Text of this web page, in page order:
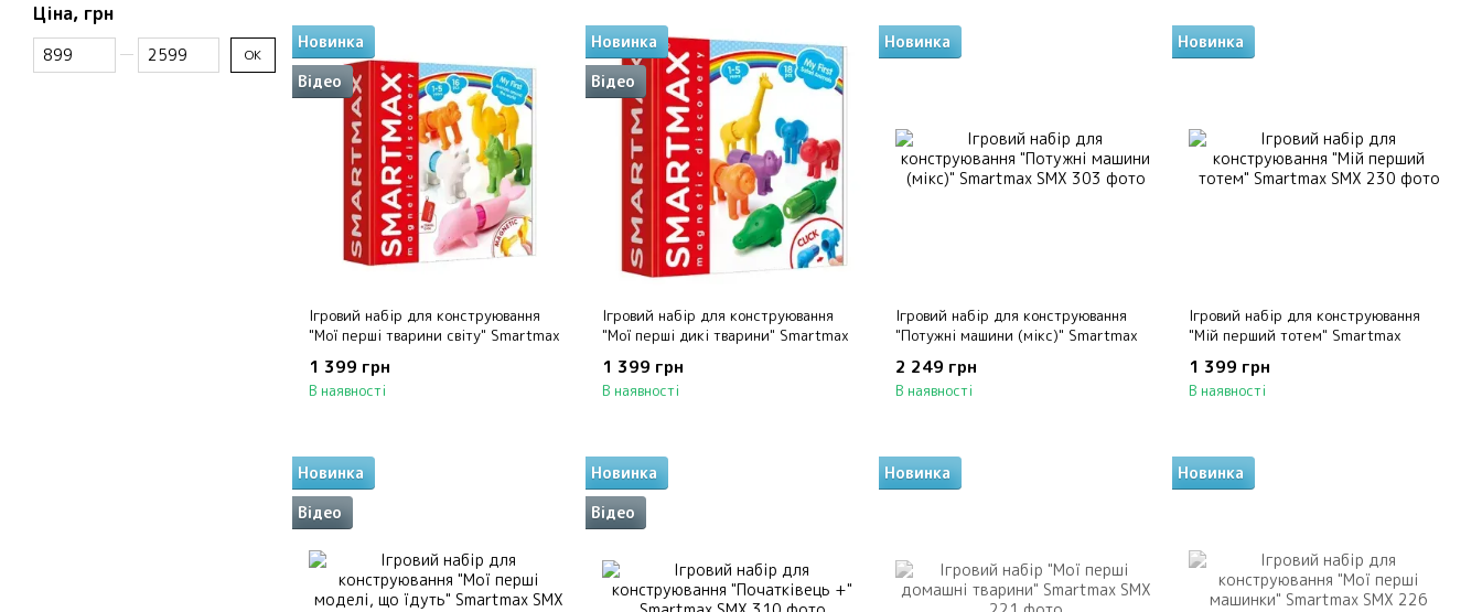
• просторового сприйняття
• навичок рахунку
• фантазії та творчості
• соціальних навичок під час спільної гри
Міцні магніти, безпечні матеріали та безмежні можливості для будівництва роблять SmartMax ідеальним
конструктором для перших відкриттів.
Новинка
Відео
Ігровий набір для конструювання
"Мої перші тварини світу" Smartmax
1 399 грн
В наявності
Новинка
Відео
Ігровий набір для конструювання
"Мої перші дикі тварини" Smartmax
1 399 грн
В наявності
Новинка
Ігровий набір для конструювання
"Потужні машини (мікс)" Smartmax
2 249 грн
В наявності
Новинка
Ігровий набір для конструювання
"Мій перший тотем" Smartmax
1 399 грн
В наявності
Новинка
Відео
Новинка
Відео
Новинка Новинка
Ціна, грн
Від Ціна, грн
До Ціна, грн ОК